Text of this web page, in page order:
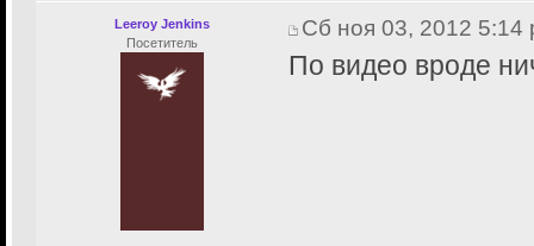
Leeroy Jenkins
Посетитель
Сб ноя 03, 2012 5:14
По видео вроде